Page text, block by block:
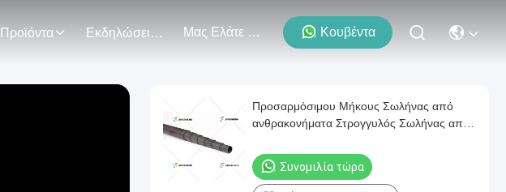
Προϊόντα Εκδηλώσεις Μας Ελάτε Σε Επαφή Με Κουβέντα
Προσαρμόσιμου Μήκους Σωλήνας από
ανθρακονήματα Στρογγυλός Σωλήνας από
Ισχυρός για Βιομηχανικές Εφαρμογές
Συνομιλία τώρα